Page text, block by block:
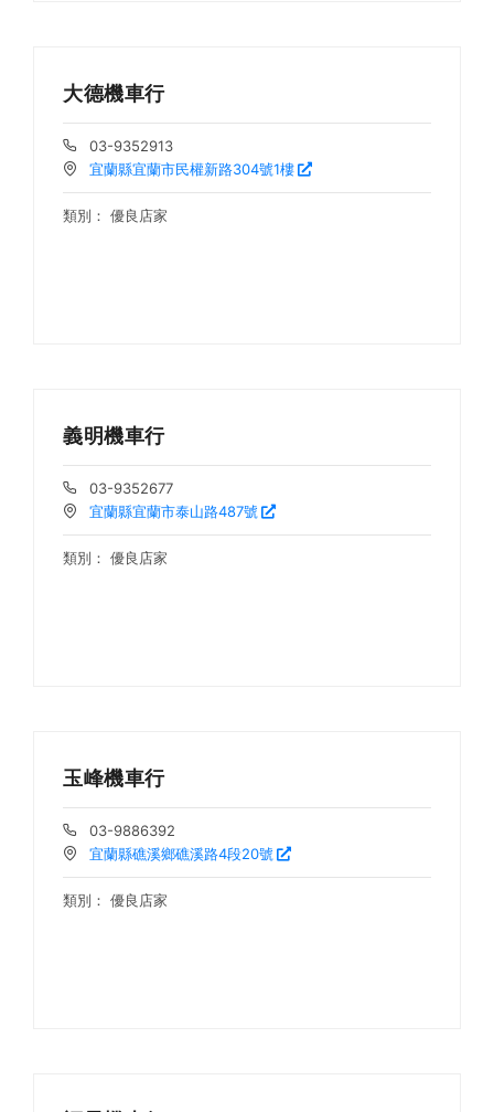
大德機車行
03-9352913
宜蘭縣宜蘭市民權新路304號1樓
類別： 優良店家
義明機車行
03-9352677
宜蘭縣宜蘭市泰山路487號
類別： 優良店家
玉峰機車行
03-9886392
宜蘭縣礁溪鄉礁溪路4段20號
類別： 優良店家